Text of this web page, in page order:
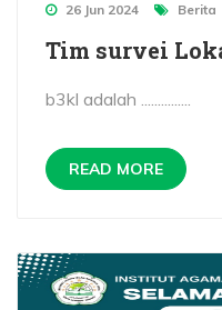
26 Jun 2024 Berita
Tim survei
b3kl adalah ...............
READ MORE